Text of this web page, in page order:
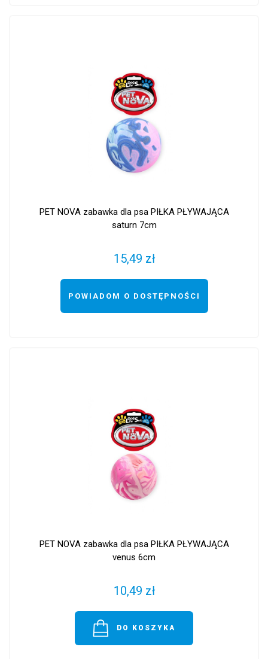
PET NOVA zabawka dla psa PIŁKA PŁYWAJĄCA
saturn 7cm
15,49 zł
POWIADOM O DOSTĘPNOŚCI
PET NOVA zabawka dla psa PIŁKA PŁYWAJĄCA
venus 6cm
10,49 zł
DO KOSZYKA